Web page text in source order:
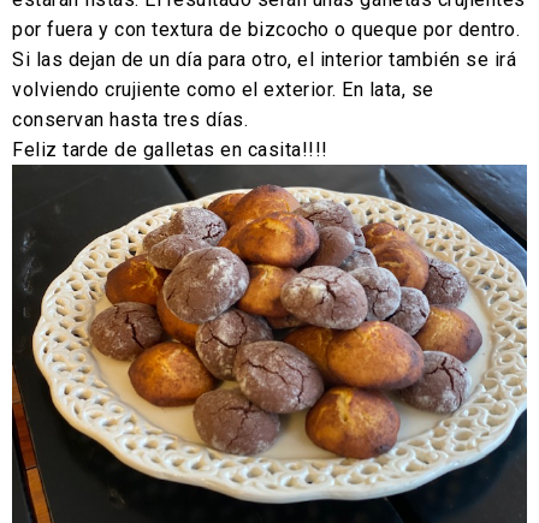
por fuera y con textura de bizcocho o queque por dentro.
Si las dejan de un día para otro, el interior también se irá
volviendo crujiente como el exterior. En lata, se
conservan hasta tres días.
Feliz tarde de galletas en casita!!!!